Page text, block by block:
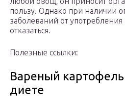
пользу. Однако при наличии
заболеваний от
отказаться.
Полезные ссылки:
Вареный
диете